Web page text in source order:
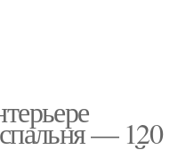
— 120